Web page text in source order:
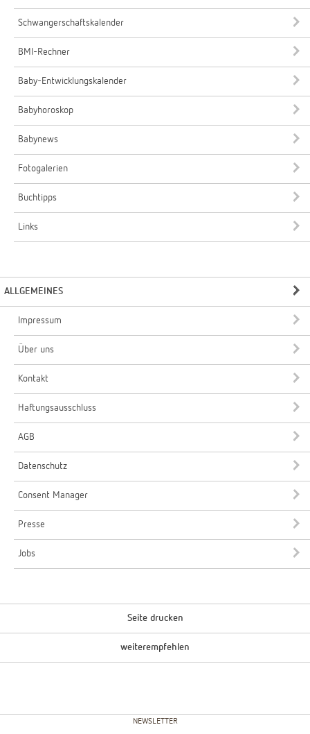
Schwangerschaftskalender
BMI-Rechner
Baby-Entwicklungskalender
Babyhoroskop
Babynews
Fotogalerien
Buchtipps
Links
ALLGEMEINES
Impressum
Über uns
Kontakt
Haftungsausschluss
AGB
Datenschutz
Consent Manager
Presse
Jobs
Seite drucken
weiterempfehlen
NEWSLETTER